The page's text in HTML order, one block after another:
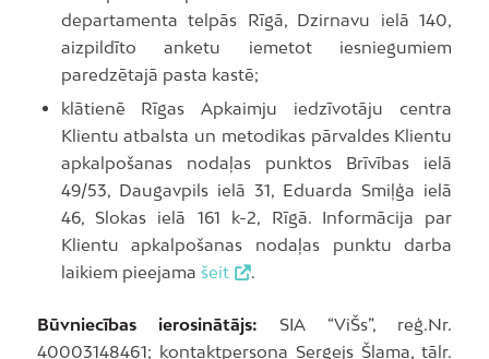
departamenta telpās Rīgā, Dzirnavu ielā 140,
aizpildīto anketu iemetot iesniegumiem
paredzētajā pasta kastē;
klātienē Rīgas Apkaimju iedzīvotāju centra
Klientu atbalsta un metodikas pārvaldes Klientu
apkalpošanas nodaļas punktos Brīvības ielā
49/53, Daugavpils ielā 31, Eduarda Smiļģa ielā
46, Slokas ielā 161 k-2, Rīgā. Informācija par
Klientu apkalpošanas nodaļas punktu darba
laikiem pieejama šeit .
Būvniecības ierosinātājs: SIA “ViŠs”, reģ.Nr.
40003148461; kontaktpersona Sergejs Šļama, tālr.